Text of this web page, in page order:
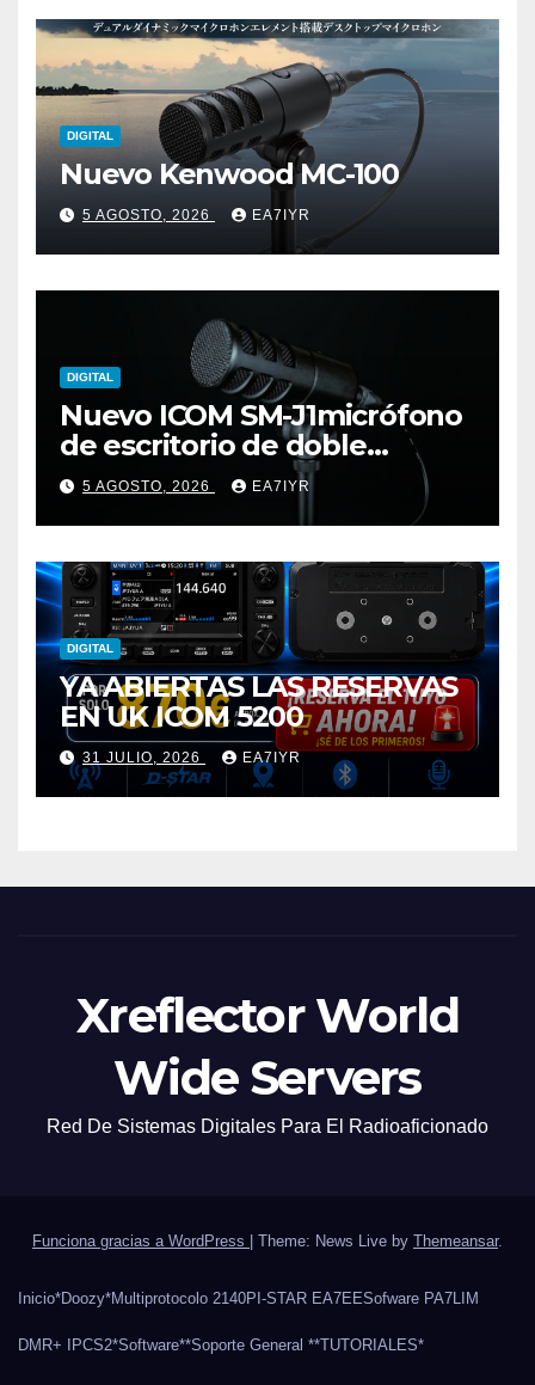
DIGITAL
Nuevo Kenwood MC-100
5 AGOSTO, 2026 EA7IYR
DIGITAL
Nuevo ICOM SM-J1micrófono
de escritorio de doble
elemento premium
5 AGOSTO, 2026 EA7IYR
DIGITAL
YA ABIERTAS LAS RESERVAS
EN UK ICOM 5200
31 JULIO, 2026 EA7IYR
Xreflector World
Wide Servers
Red De Sistemas Digitales Para El Radioaficionado
Funciona gracias a WordPress | Theme: News Live by Themeansar.
Inicio*Doozy*Multiprotocolo 2140PI-STAR EA7EESofware PA7LIM
DMR+ IPCS2*Software**Soporte General **TUTORIALES*